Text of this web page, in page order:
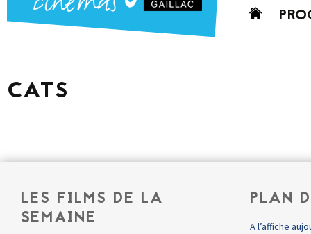
Aller
CATS
LES FILMS DE LA
SEMAINE
PLAN
A l’affiche